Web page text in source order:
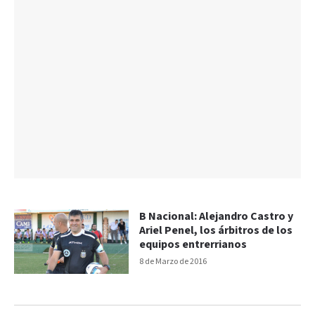
8 de Marzo de 2016
B Nacional: Alejandro Castro y
Ariel Penel, los árbitros de los
equipos entrerrianos